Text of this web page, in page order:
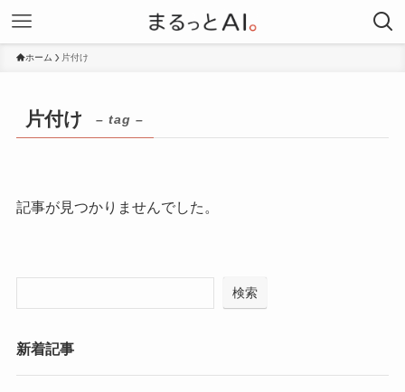
ホーム 片付け
片付け – tag –
記事が見つかりませんでした。
検索
新着記事